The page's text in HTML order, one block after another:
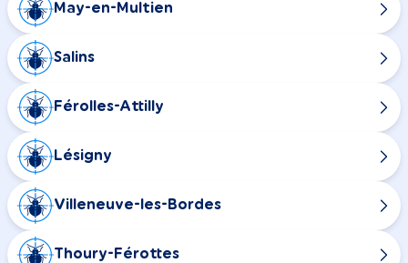
May-en-Multien
Salins
Férolles-Attilly
Lésigny
Villeneuve-les-Bordes
Thoury-Férottes